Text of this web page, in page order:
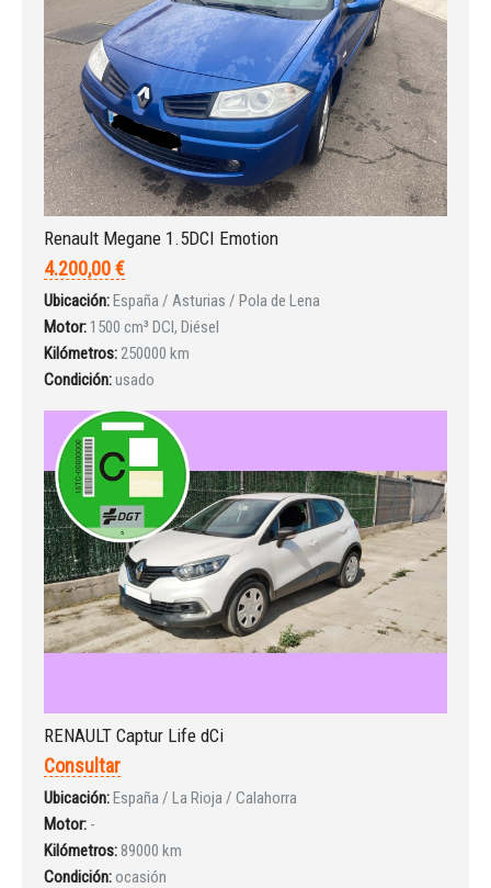
Renault Megane 1.5DCI Emotion
4.200,00 €
Ubicación:España / Asturias / Pola de Lena
Motor: 1500 cm³ DCI, Diésel
Kilómetros:250000 km
Condición:usado
RENAULT Captur Life dCi
Consultar
Ubicación:España / La Rioja / Calahorra
Motor: -
Kilómetros: 89000 km
Condición:ocasión